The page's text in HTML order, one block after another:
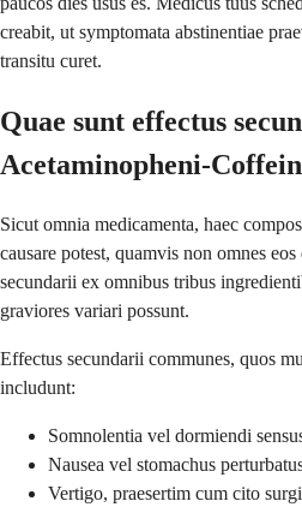
creabit, ut symptomata abstinentiae
transitu curet.
Quae sunt effectus
Acetaminopheni-
Sicut omnia medicamenta, haec
causare potest, quamvis non omnes
secundarii ex omnibus tribus
graviores variari possunt.
Effectus secundarii communes, quos
includunt:
Somnolentia vel dormiendi
Nausea vel stomachus
Vertigo, praesertim cum cito